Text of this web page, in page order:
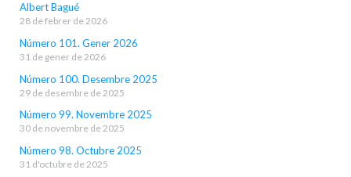
Albert Bagué
28 de febrer de 2026
Número 101. Gener 2026
31 de gener de 2026
Número 100. Desembre 2025
29 de desembre de 2025
Número 99. Novembre 2025
30 de novembre de 2025
Número 98. Octubre 2025
31 d'octubre de 2025